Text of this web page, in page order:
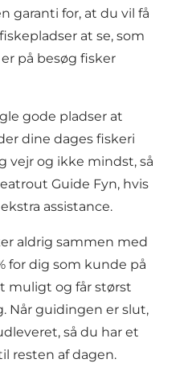
garanti for, at du vil få
at se, som
på besøg fisker
gode pladser at
dine dages fiskeri
vejr og ikke mindst, så
Guide Fyn, hvis
assistance.
aldrig sammen med
for dig som kunde på
muligt og får størst
Når guidingen er slut,
så du har et
resten af dagen.